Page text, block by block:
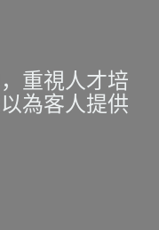
重視人才培
為客人提供